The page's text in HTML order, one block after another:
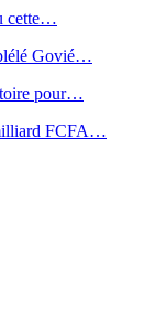
cette…
Govié…
pour…
FCFA…